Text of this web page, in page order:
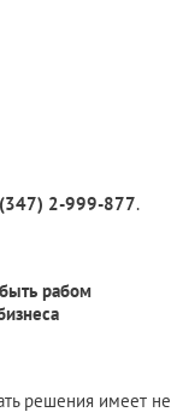
(347) 2-999-877.
рабом
решения имеет не